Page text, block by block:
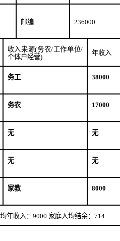
邮编 236000
收入来源(务农/工作单位/
个体户经营)
年收入
务工 38000
务农 17000
无 无
无 无
家教 8000
年收入： 9000 家庭人均结余： 714